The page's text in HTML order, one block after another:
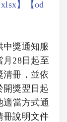
xlsx】 【od
獎通知服
28日起至
清冊，並依
獎翌日起
適當方式通
冊說明文件